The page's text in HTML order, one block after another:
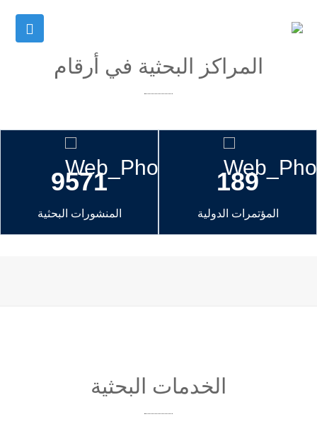
المراكز البحثية في أرقام
9571
المنشورات البحثية
189
المؤتمرات الدولية
الخدمات البحثية